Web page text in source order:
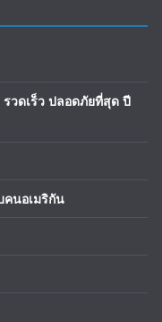
วดเร็ว ปลอดภัยที่สุด ปี
คนอเมริกัน